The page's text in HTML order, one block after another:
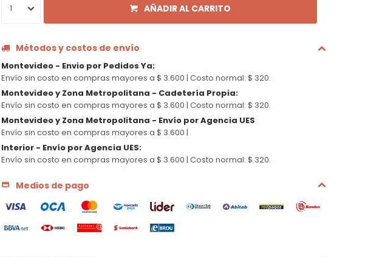
1 AÑADIR AL CARRITO
Métodos y costos de envío
Montevideo - Envio por Pedidos Ya:
Envío sin costo en compras mayores a $ 3.600 | Costo normal: $ 320.
Montevideo y Zona Metropolitana - Cadetería Propia:
Envío sin costo en compras mayores a $ 3.600 | Costo normal: $ 320.
Montevideo y Zona Metropolitana - Envío por Agencia UES
Envío sin costo en compras mayores a $ 3.600 |
Interior - Envío por Agencia UES:
Envío sin costo en compras mayores a $ 3.600 | Costo normal: $ 320.
Medios de pago